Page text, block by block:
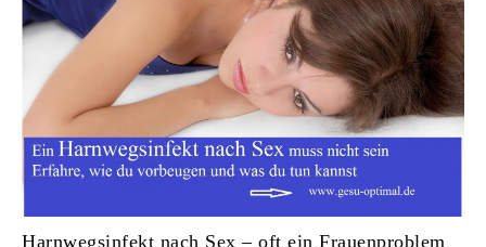
Harnwegsinfekt nach Sex – oft ein Frauenproblem